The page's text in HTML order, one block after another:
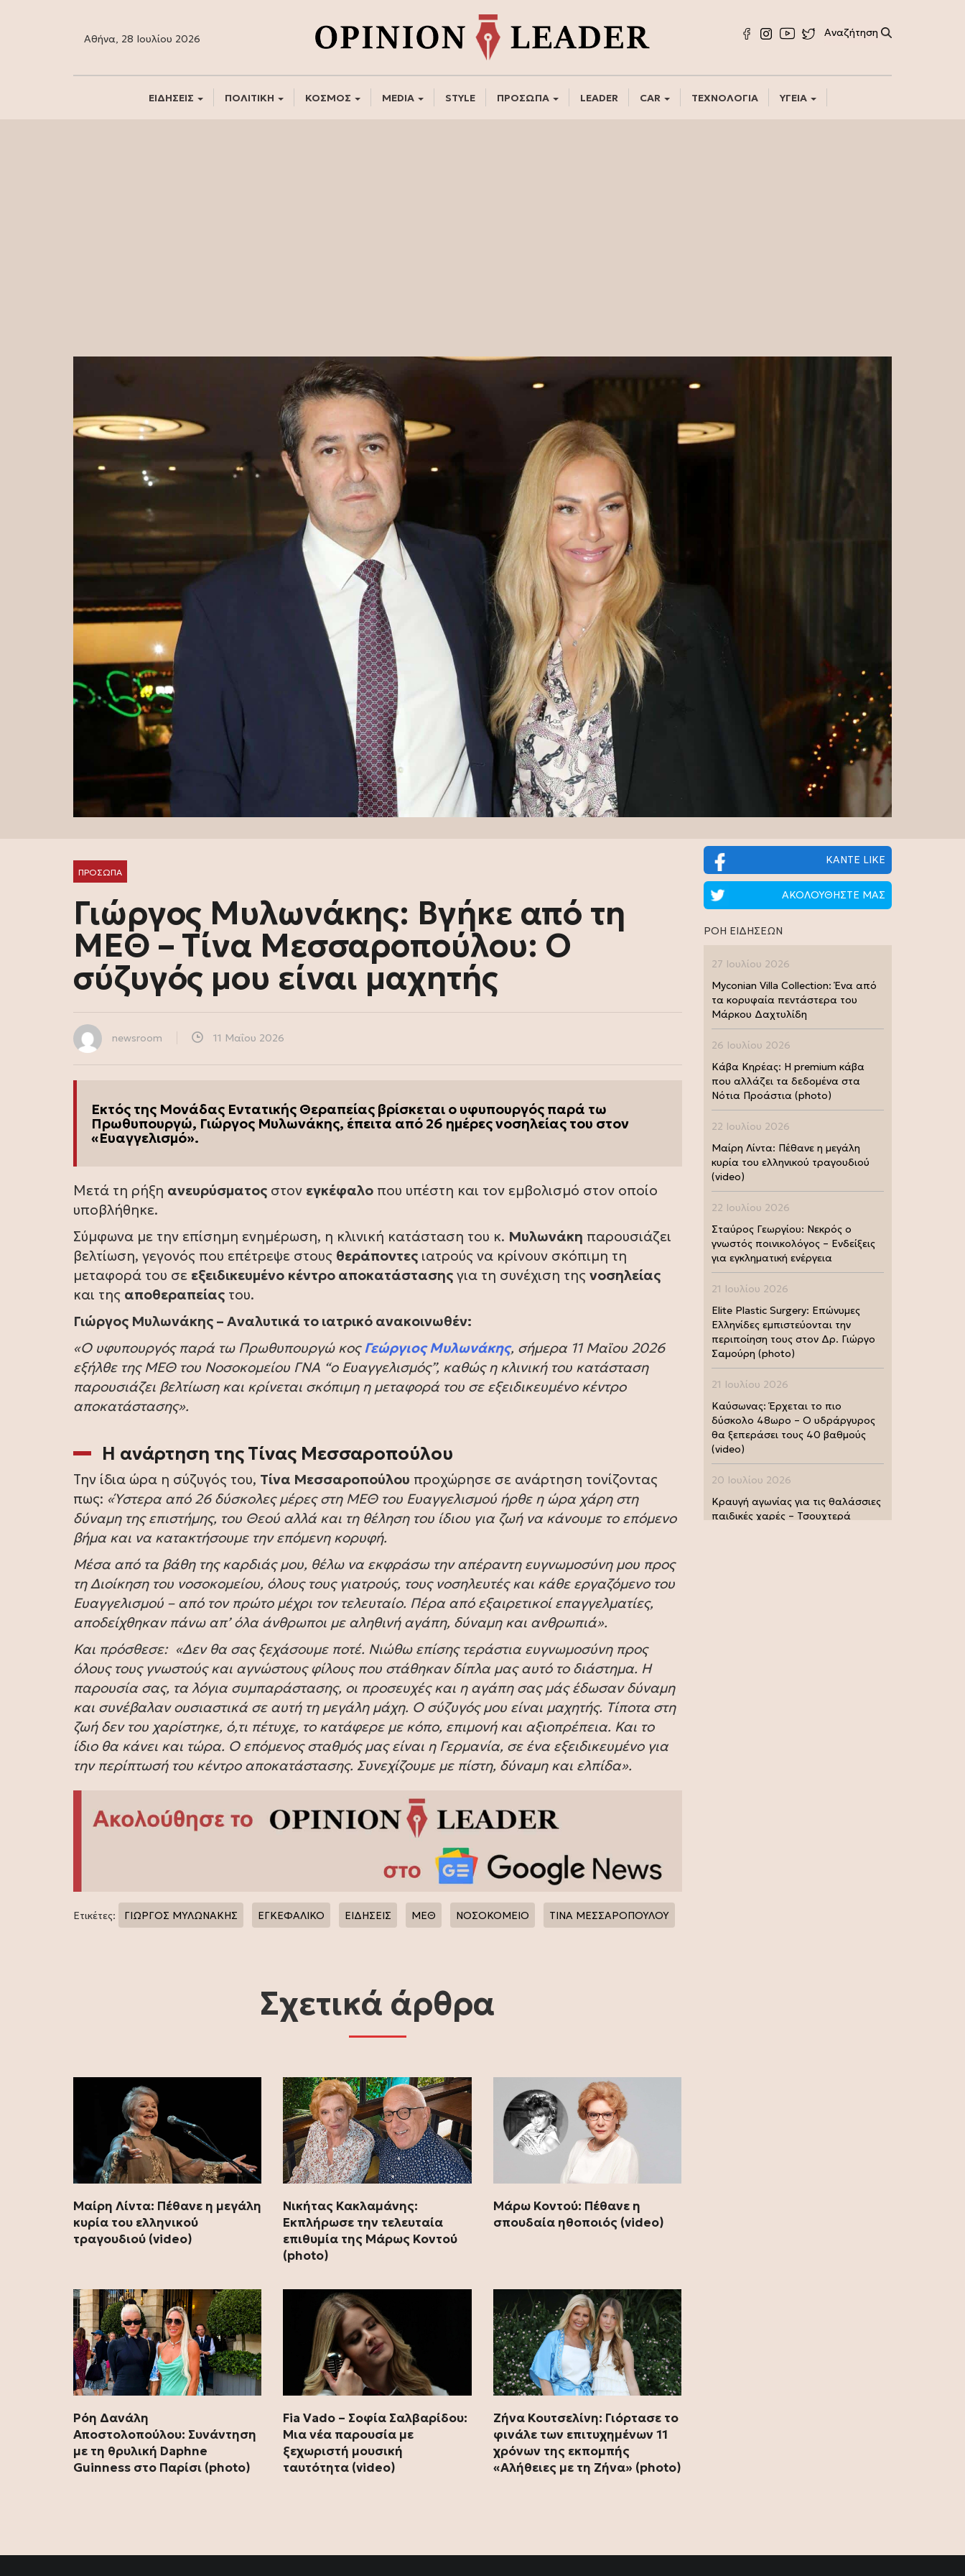
Αθήνα, 28 Ιουλίου 2026
ΕΙΔΗΣΕΙΣ ΠΟΛΙΤΙΚΗ ΚΟΣΜΟΣ MEDIA STYLE ΠΡΟΣΩΠΑ LEADER CAR ΤΕΧΝΟΛΟΓΙΑ ΥΓΕΙΑ
ΠΡΟΣΩΠΑ
Γιώργος Μυλωνάκης: Βγήκε από τη
ΜΕΘ – Τίνα Μεσσαροπούλου: Ο
σύζυγός μου είναι μαχητής
newsroom 11 Μαΐου 2026
Εκτός της Μονάδας Εντατικής Θεραπείας βρίσκεται ο υφυπουργός παρά τω
Πρωθυπουργώ, Γιώργος Μυλωνάκης, έπειτα από 26 ημέρες νοσηλείας του στον
«Ευαγγελισμό».
Μετά τη ρήξη ανευρύσματος στον εγκέφαλο που υπέστη και τον εμβολισμό στον οποίο
υποβλήθηκε.
Σύμφωνα με την επίσημη ενημέρωση, η κλινική κατάσταση του κ. Μυλωνάκη παρουσιάζει
βελτίωση, γεγονός που επέτρεψε στους θεράποντες ιατρούς να κρίνουν σκόπιμη τη
μεταφορά του σε εξειδικευμένο κέντρο αποκατάστασης για τη συνέχιση της νοσηλείας
και της αποθεραπείας του.
Γιώργος Μυλωνάκης – Αναλυτικά το ιατρικό ανακοινωθέν:
«Ο υφυπουργός παρά τω Πρωθυπουργώ κοςΓεώργιος Μυλωνάκης, σήμερα 11 Μαϊου 2026
εξήλθε της ΜΕΘ του Νοσοκομείου ΓΝΑ “ο Ευαγγελισμός”, καθώς η κλινική του κατάσταση
παρουσιάζει βελτίωση και κρίνεται σκόπιμη η μεταφορά του σε εξειδικευμένο κέντρο
αποκατάστασης».
Η ανάρτηση της Τίνας Μεσσαροπούλου
Την ίδια ώρα η σύζυγός του, Τίνα Μεσσαροπούλου προχώρησε σε ανάρτηση τονίζοντας
πως: «Ύστερα από 26 δύσκολες μέρες στη ΜΕΘ του Ευαγγελισμού ήρθε η ώρα χάρη στη
δύναμη της επιστήμης, του Θεού αλλά και τη θέληση του ίδιου για ζωή να κάνουμε το επόμενο
βήμα και να κατακτήσουμε την επόμενη κορυφή.
Μέσα από τα βάθη της καρδιάς μου, θέλω να εκφράσω την απέραντη ευγνωμοσύνη μου προς
τη Διοίκηση του νοσοκομείου, όλους τους γιατρούς, τους νοσηλευτές και κάθε εργαζόμενο του
Ευαγγελισμού – από τον πρώτο μέχρι τον τελευταίο. Πέρα από εξαιρετικοί επαγγελματίες,
αποδείχθηκαν πάνω απ’ όλα άνθρωποι με αληθινή αγάπη, δύναμη και ανθρωπιά».
Και πρόσθεσε: «Δεν θα σας ξεχάσουμε ποτέ. Νιώθω επίσης τεράστια ευγνωμοσύνη προς
όλους τους γνωστούς και αγνώστους φίλους που στάθηκαν δίπλα μας αυτό το διάστημα. Η
παρουσία σας, τα λόγια συμπαράστασης, οι προσευχές και η αγάπη σας μάς έδωσαν δύναμη
και συνέβαλαν ουσιαστικά σε αυτή τη μεγάλη μάχη. Ο σύζυγός μου είναι μαχητής. Τίποτα στη
ζωή δεν του χαρίστηκε, ό,τι πέτυχε, το κατάφερε με κόπο, επιμονή και αξιοπρέπεια. Και το
ίδιο θα κάνει και τώρα. Ο επόμενος σταθμός μας είναι η Γερμανία, σε ένα εξειδικευμένο για
την περίπτωσή του κέντρο αποκατάστασης. Συνεχίζουμε με πίστη, δύναμη και ελπίδα».
Ετικέτες: ΓΙΩΡΓΟΣ ΜΥΛΩΝΑΚΗΣ ΕΓΚΕΦΑΛΙΚΟ ΕΙΔΗΣΕΙΣ ΜΕΘ ΝΟΣΟΚΟΜΕΙΟ ΤΙΝΑ ΜΕΣΣΑΡΟΠΟΥΛΟΥ
Σχετικά άρθρα
Μαίρη Λίντα: Πέθανε η μεγάλη
κυρία του ελληνικού
τραγουδιού (video)
Νικήτας Κακλαμάνης:
Εκπλήρωσε την τελευταία
επιθυμία της Μάρως Κοντού
(photo)
Μάρω Κοντού: Πέθανε η
σπουδαία ηθοποιός (video)
Ρόη Δανάλη
Αποστολοπούλου: Συνάντηση
με τη θρυλική Daphne
Guinness στο Παρίσι (photo)
Fia Vado – Σοφία Σαλβαρίδου:
Μια νέα παρουσία με
ξεχωριστή μουσική
ταυτότητα (video)
Ζήνα Κουτσελίνη: Γιόρτασε το
φινάλε των επιτυχημένων 11
χρόνων της εκπομπής
«Αλήθειες με τη Ζήνα» (photo)
ΚΑΝΤΕ LIKE
ΑΚΟΛΟΥΘΗΣΤΕ ΜΑΣ
ΡΟΗ ΕΙΔΗΣΕΩΝ
27 Ιουλίου 2026
Myconian Villa Collection: Ένα από
τα κορυφαία πεντάστερα του
Μάρκου Δαχτυλίδη
26 Ιουλίου 2026
Κάβα Κηρέας: Η premium κάβα
που αλλάζει τα δεδομένα στα
Νότια Προάστια (photo)
22 Ιουλίου 2026
Μαίρη Λίντα: Πέθανε η μεγάλη
κυρία του ελληνικού τραγουδιού
(video)
22 Ιουλίου 2026
Σταύρος Γεωργίου: Νεκρός ο
γνωστός ποινικολόγος – Ενδείξεις
για εγκληματική ενέργεια
21 Ιουλίου 2026
Elite Plastic Surgery: Επώνυμες
Ελληνίδες εμπιστεύονται την
περιποίηση τους στον Δρ. Γιώργο
Σαμούρη (photo)
21 Ιουλίου 2026
Καύσωνας: Έρχεται το πιο
δύσκολο 48ωρο – Ο υδράργυρος
θα ξεπεράσει τους 40 βαθμούς
(video)
20 Ιουλίου 2026
Κραυγή αγωνίας για τις θαλάσσιες
παιδικές χαρές – Τσουχτερά